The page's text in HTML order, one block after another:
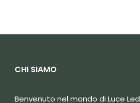
CHI SIAMO
Benvenuto nel mondo di Luce Led